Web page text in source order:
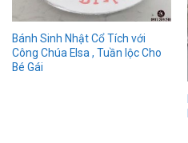
Bánh Sinh Nhật Cổ Tích với
Công Chúa Elsa , Tuần lộc Cho
Bé Gái